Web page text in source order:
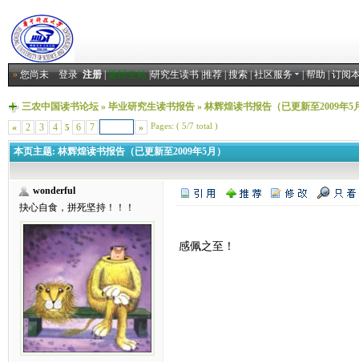
»您尚未登录 注册|返回主站|研究生读书|推荐|搜索|社区服务 |帮助|订阅
三农中国读书论坛» 毕业研究生读书报告» 林辉煌读书报告（已更新至2009年5
«
2 3 4 5 6 7 » Pages: ( 5/7 total )
本页主题: 林辉煌读书报告（已更新至2009年5月）
wonderful
抉心自食，拼死坚持！！！
感佩之至！